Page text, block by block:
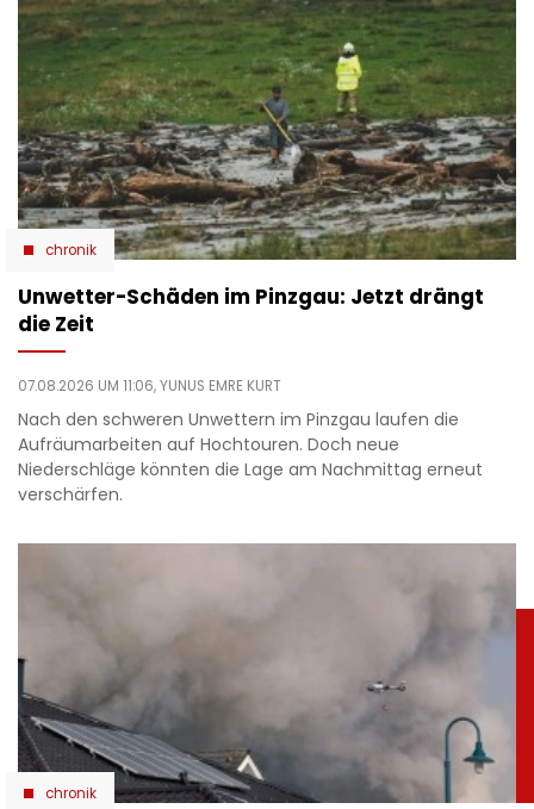
chronik
Unwetter-Schäden im Pinzgau: Jetzt drängt
die Zeit
07.08.2026 UM 11:06,YUNUS EMRE KURT
Nach den schweren Unwettern im Pinzgau laufen die
Aufräumarbeiten auf Hochtouren. Doch neue
Niederschläge könnten die Lage am Nachmittag erneut
verschärfen.
chronik